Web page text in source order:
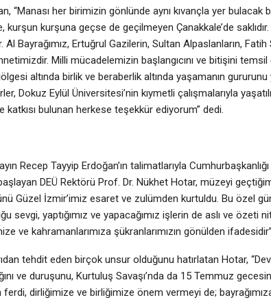
“Manası her birimizin gönlünde aynı kıvançla yer bulacak
kurşun kurşuna geçse de geçilmeyen Çanakkale’de saklıdır.
Al Bayrağımız, Ertuğrul Gazilerin, Sultan Alpaslanların,
Milli mücadelemizin başlangıcını ve bitişini
altında birlik ve beraberlik altında yaşamanın
Dokuz Eylül Üniversitesi’nin kıymetli çalışmalarıyla
bulunan herkese teşekkür ediyorum” dedi.
Recep Tayyip Erdoğan’ın talimatlarıyla
DEÜ Rektörü Prof. Dr. Nükhet Hotar, müzeyi
Güzel İzmir’imiz esaret ve zulümden kurtuldu. Bu özel
yaptığımız ve yapacağımız işlerin de aslı ve özeti
ve kahramanlarımıza şükranlarımızın gönülden
tehdit eden birçok unsur olduğunu hatırlatan Hotar,
ve duruşunu, Kurtuluş Savaşı’nda da 15 Temmuz
dirliğimize ve birliğimize önem vermeyi de;